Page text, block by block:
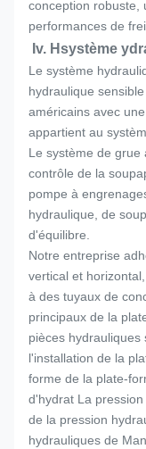
conception robuste,
performances de
Iv. Hsystème
Le système
hydraulique
américains avec
appartient au
Le système de grue
contrôle de la
pompe à
hydraulique, de
d'équilibre.
Notre entreprise
vertical et
à des tuyaux de
principaux de la
pièces
l'installation de la
forme de la plate-
d'hydrat La
de la pression
hydrauliques de